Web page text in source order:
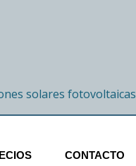
solares fotovoltaicas
CONTACTO